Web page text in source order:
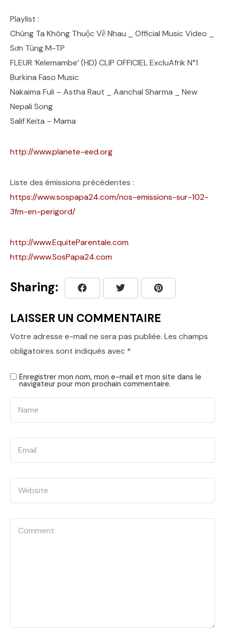
Playlist :
Chúng Ta Không Thuộc Về Nhau _ Official Music Video _
Sơn Tùng M-TP
FLEUR ‘Kelemambe’ (HD) CLIP OFFICIEL ExcluAfrik N°1
Burkina Faso Music
Nakaima Fuli – Astha Raut _ Aanchal Sharma _ New
Nepali Song
Salif Keita – Mama
http://www.planete-eed.org
Liste des émissions précédentes :
https://www.sospapa24.com/nos-emissions-sur-102-
3fm-en-perigord/
http://www.EquiteParentale.com
http://www.SosPapa24.com
Sharing:
LAISSER UN COMMENTAIRE
Votre adresse e-mail ne sera pas publiée. Les champs
obligatoires sont indiqués avec *
Enregistrer mon nom, mon e-mail et mon site dans le
navigateur pour mon prochain commentaire.